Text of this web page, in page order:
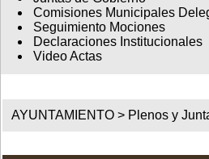
Comisiones Municipales
Seguimiento Mociones
Declaraciones Institucionales
Video Actas
AYUNTAMIENTO > Plenos y